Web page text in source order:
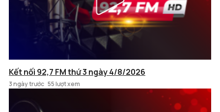
Kết nối 92,7 FM thứ 3 ngày 4/8/2026
3 ngày trước 55 lượt xem